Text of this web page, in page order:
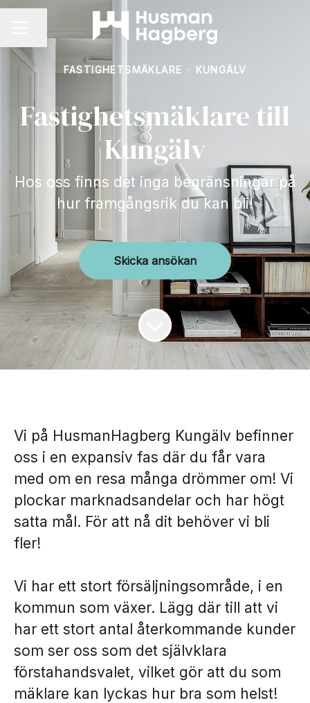
KARRIÄRMENY
Dela sidan
FASTIGHETSMÄKLARE · KUNGÄLV
Fastighetsmäklare till
Kungälv
Hos oss finns det inga begränsningar på
hur framgångsrik du kan bli!
Skicka ansökan
Vi på HusmanHagberg Kungälv befinner
oss i en expansiv fas där du får vara
med om en resa många drömmer om! Vi
plockar marknadsandelar och har högt
satta mål. För att nå dit behöver vi bli
fler!
Vi har ett stort försäljningsområde, i en
kommun som växer. Lägg där till att vi
har ett stort antal återkommande kunder
som ser oss som det självklara
förstahandsvalet, vilket gör att du som
mäklare kan lyckas hur bra som helst!